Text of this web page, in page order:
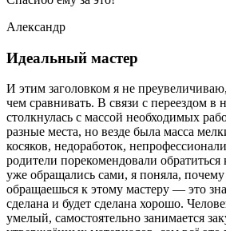
Александр
Идеальный мастер
И этим заголовком я не
чем сравнивать. В связи с переездом в
столкнулась с массой необходимых
разные места, но везде была масса
косяков, недоработок,
родители порекомендовали
уже обращались сами, я поняла,
обращаешься к этому мастеру — это
сделана и будет сделана хорошо.
умелый, самостоятельно занимается